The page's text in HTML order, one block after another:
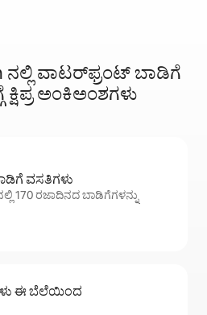
ನಲ್ಲಿ ವಾಟರ್‌ಫ್ರಂಟ್‌ ಬಾಡಿಗೆ
ಅಂಕಿಅಂಶಗಳು
ವಸತಿಗಳು
170 ರಜಾದಿನದ ಬಾಡಿಗೆಗಳನ್ನು
ಈ ಬೆಲೆಯಿಂದ